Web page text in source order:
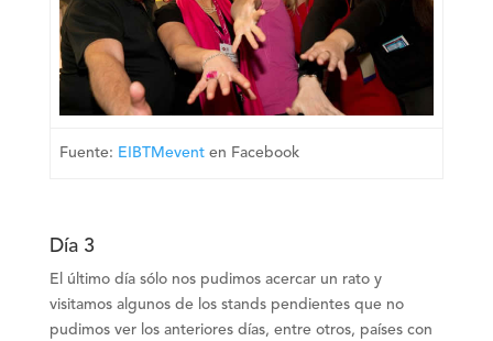
Fuente: EIBTMevent en Facebook
Día 3
El último día sólo nos pudimos acercar un rato y
visitamos algunos de los stands pendientes que no
pudimos ver los anteriores días, entre otros, países con